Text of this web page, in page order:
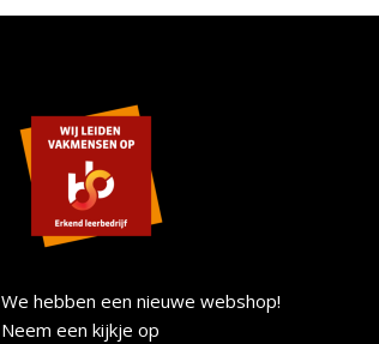
We hebben een nieuwe webshop!
Neem een kijkje op